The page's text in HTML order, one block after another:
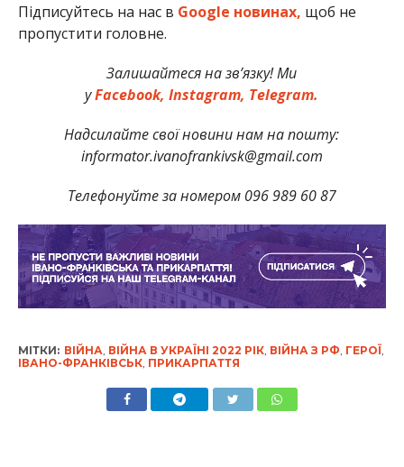
Підписуйтесь на нас в Google новинах, щоб не
пропустити головне.
Залишайтеся на зв’язку! Ми
уFacebook, Instagram, Telegram.
Надсилайте свої новини нам на пошту:
informator.ivanofrankivsk@gmail.com
Телефонуйте за номером 096 989 60 87
МІТКИ: ВІЙНА, ВІЙНА В УКРАЇНІ 2022 РІК, ВІЙНА З РФ, ГЕРОЇ,
ІВАНО-ФРАНКІВСЬК, ПРИКАРПАТТЯ